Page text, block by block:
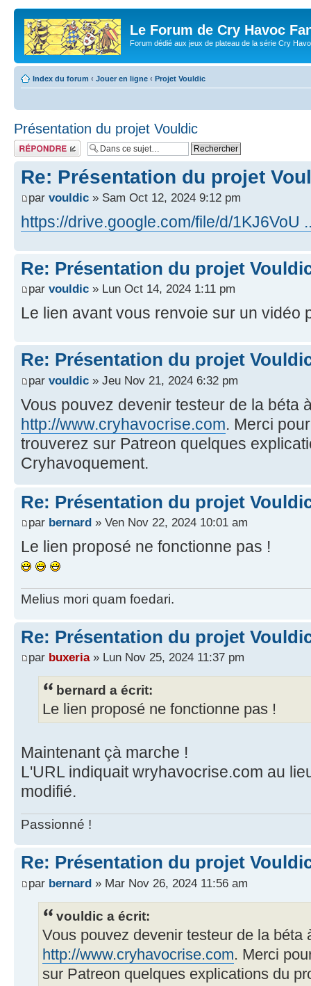
Le Forum de Cry Havoc
Forum dédié aux jeux de plateau de la série Cry
Index du forum ‹ Jouer en ligne ‹ Projet Vouldic
Présentation du projet Vouldic
Répondre
Re: Présentation du projet
par vouldic » Sam Oct 12, 2024 9:12 pm
https://drive.google.com/file/d/1KJ6VoU
Re: Présentation du projet
par vouldic » Lun Oct 14, 2024 1:11 pm
Le lien avant vous renvoie sur un vidéo
Re: Présentation du projet
par vouldic » Jeu Nov 21, 2024 6:32 pm
Vous pouvez devenir testeur de la béta
http://www.cryhavocrise.com. Merci
trouverez sur Patreon quelques
Cryhavoquement.
Re: Présentation du projet
par bernard » Ven Nov 22, 2024 10:01 am
Le lien proposé ne fonctionne pas !
Melius mori quam foedari.
Re: Présentation du projet
par buxeria» Lun Nov 25, 2024 11:37 pm
bernard a écrit:
Le lien proposé ne fonctionne pas !
Maintenant çà marche !
L'URL indiquait wryhavocrise.com au
modifié.
Passionné !
Re: Présentation du projet
par bernard » Mar Nov 26, 2024 11:56 am
vouldic a écrit:
Vous pouvez devenir testeur de la béta
http://www.cryhavocrise.com. Merci
sur Patreon quelques explications du